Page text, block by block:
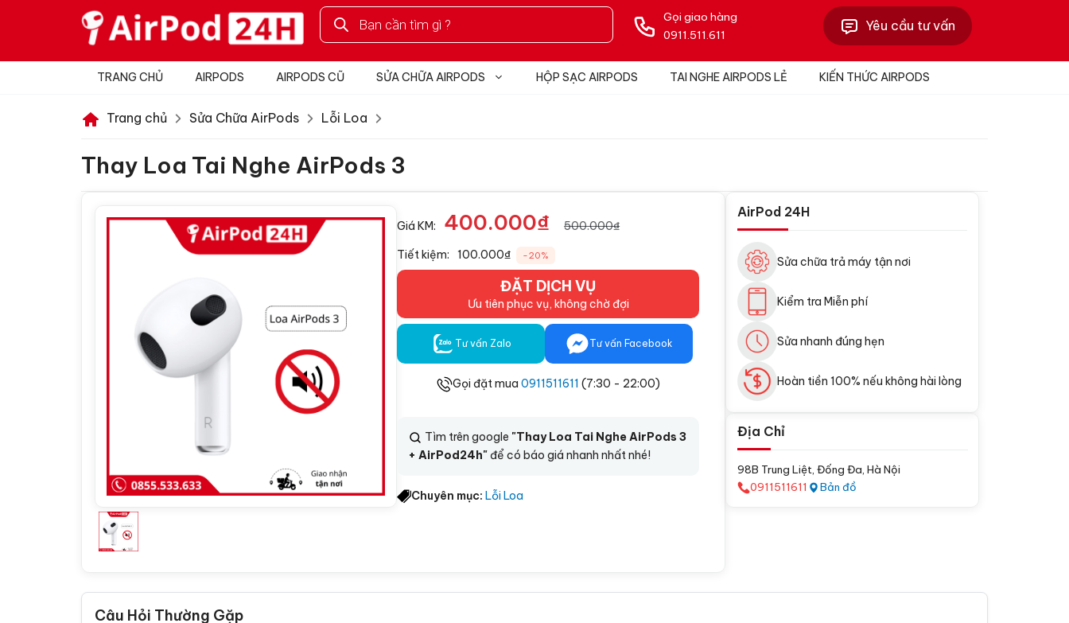
Tìm
kiếm
sản
Gọi giao hàng
0911.511.611
Yêu cầu tư vấn
TRANG CHỦ AIRPODS AIRPODS CŨ SỬA CHỮA AIRPODS HỘP SẠC AIRPODS TAI NGHE AIRPODS LẺ KIẾN THỨC AIRPODS
Trang chủ Sửa Chữa AirPods Lỗi Loa
Thay Loa Tai Nghe AirPods 3
Giá KM: 400.000₫
500.000₫
Tiết kiệm:
100.000₫ -20%
ĐẶT DỊCH VỤ
Ưu tiên phục vụ, không chờ đợi
Tư vấn Zalo Tư vấn Facebook
Gọi đặt mua 0911511611 (7:30 - 22:00)
Tìm trên google "Thay Loa Tai Nghe AirPods 3
+ AirPod24h"để có báo giá nhanh nhất nhé!
Chuyên mục:Lỗi Loa
AirPod 24H
Sửa chữa trả máy tận nơi
Kiểm tra Miễn phí
Sửa nhanh đúng hẹn
Hoàn tiền 100% nếu không hài lòng
Địa Chỉ
98B Trung Liệt, Đống Đa, Hà Nội
0911511611
Bản đồ
Câu Hỏi Thường Gặp